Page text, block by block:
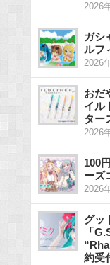
2026
ガシ
ルフ
2026
おだ
イル
ター
2026
100
ーズ
2026
グッ
「
約受